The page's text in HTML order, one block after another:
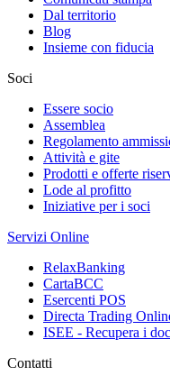
Dal territorio
Blog
Insieme con fiducia
Soci
Essere socio
Assemblea
Regolamento
Attività e gite
Prodotti e offerte
Lode al profitto
Iniziative per i soci
Servizi Online
RelaxBanking
CartaBCC
Esercenti POS
Directa Trading
ISEE - Recupera i
Contatti